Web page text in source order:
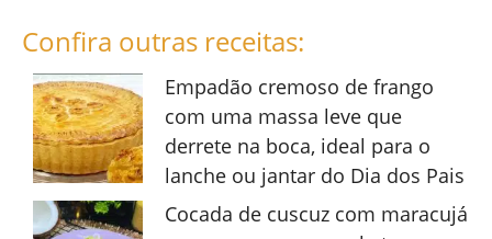
Confira outras receitas:
Empadão cremoso de frango
com uma massa leve que
derrete na boca, ideal para o
lanche ou jantar do Dia dos Pais
Cocada de cuscuz com maracujá